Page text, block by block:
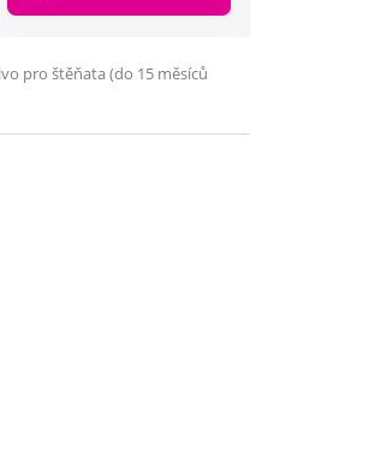
pro štěňata (do 15 měsíců